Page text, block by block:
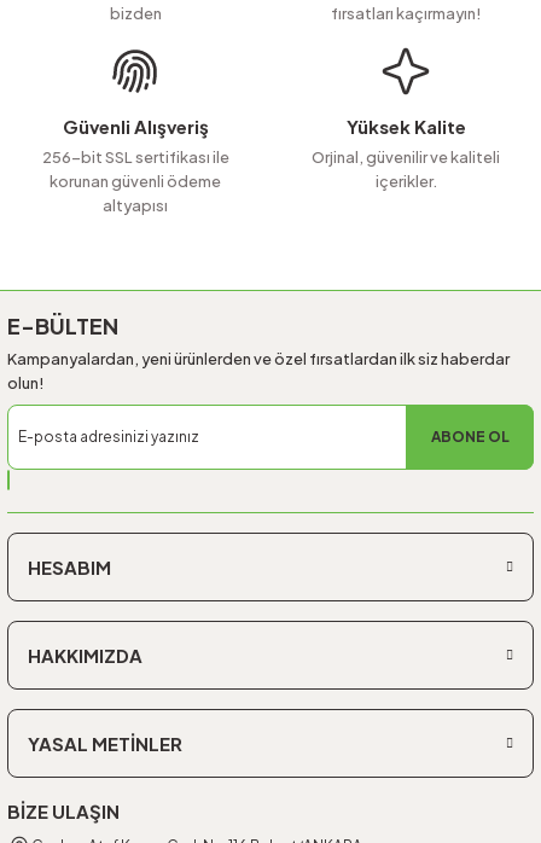
Ürün bilgilerinde hatalar bulunuyor.
Ürün fiyatı diğer sitelerden daha pahalı.
Bu ürüne benzer farklı alternatifler olmalı.
bizden
fırsatları kaçırmayın!
Güvenli Alışveriş
256-bit SSL sertifikası ile
korunan güvenli ödeme
altyapısı
Yüksek Kalite
Orjinal, güvenilir ve kaliteli
içerikler.
E-BÜLTEN
Kampanyalardan, yeni ürünlerden ve özel fırsatlardan ilk siz haberdar
olun!
ABONE OL
HESABIM
HAKKIMIZDA
YASAL METİNLER
BİZE ULAŞIN